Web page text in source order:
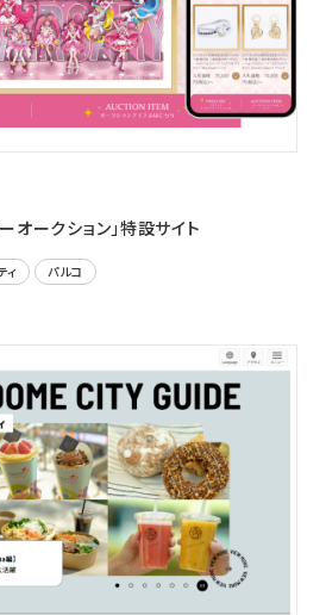
オークション」特設サイト
ィ パルコ